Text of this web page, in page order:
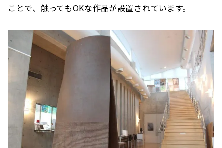
ことで、触ってもOKな作品が設置されています。